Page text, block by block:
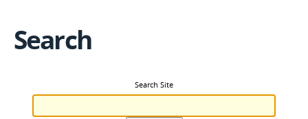
Search
Search Site